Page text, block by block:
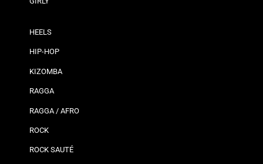
HEELS
HIP-HOP
KIZOMBA
RAGGA
RAGGA / AFRO
ROCK
ROCK SAUTÉ